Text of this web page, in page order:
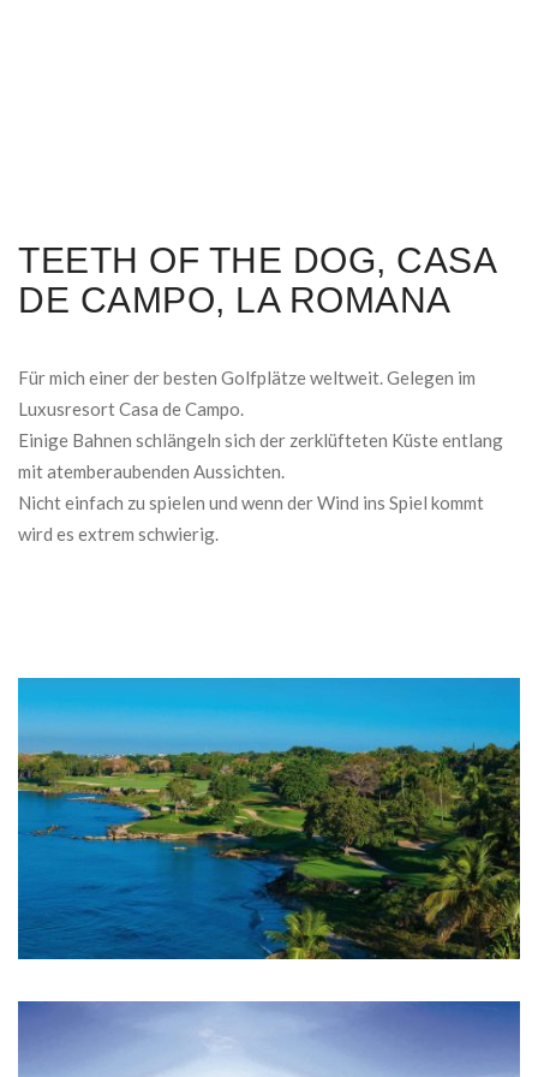
TEETH OF THE DOG, CASA
DE CAMPO, LA ROMANA
Für mich einer der besten Golfplätze weltweit. Gelegen im
Luxusresort Casa de Campo.
Einige Bahnen schlängeln sich der zerklüfteten Küste entlang
mit atemberaubenden Aussichten.
Nicht einfach zu spielen und wenn der Wind ins Spiel kommt
wird es extrem schwierig.